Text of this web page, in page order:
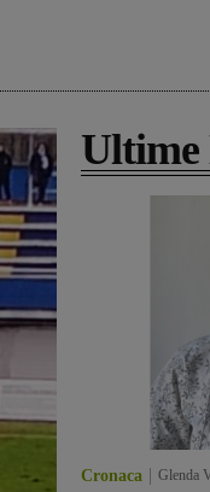
Ultime
Cronaca Glenda